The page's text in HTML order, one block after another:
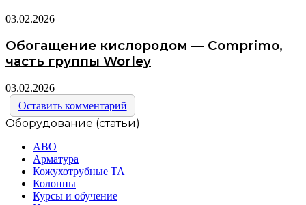
03.02.2026
Обогащение кислородом — Comprimo,
часть группы Worley
03.02.2026
Оставить комментарий
Оборудование (статьи)
АВО
Арматура
Кожухотрубные ТА
Колонны
Курсы и обучение